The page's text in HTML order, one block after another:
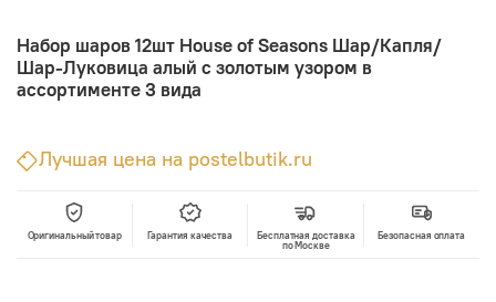
Набор шаров 12шт House of Seasons Шар/Капля/
Шар-Луковица алый с золотым узором в
ассортименте 3 вида
Лучшая цена на postelbutik.ru
Оригинальный товар Гарантия качества
Бесплатная доставка
по Москве
Безопасная оплата